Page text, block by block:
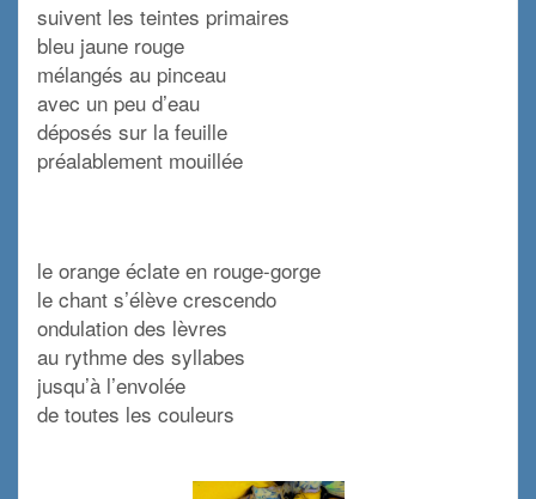
suivent les teintes primaires
bleu jaune rouge
mélangés au pinceau
avec un peu d’eau
déposés sur la feuille
préalablement mouillée
le orange éclate en rouge-gorge
le chant s’élève crescendo
ondulation des lèvres
au rythme des syllabes
jusqu’à l’envolée
de toutes les couleurs